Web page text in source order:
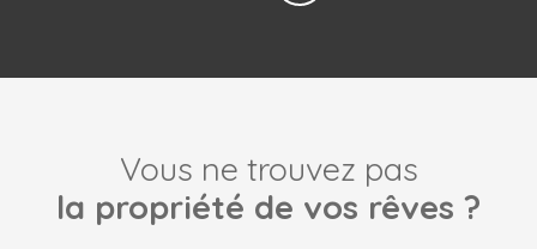
Vous ne trouvez pas
la propriété de vos rêves ?